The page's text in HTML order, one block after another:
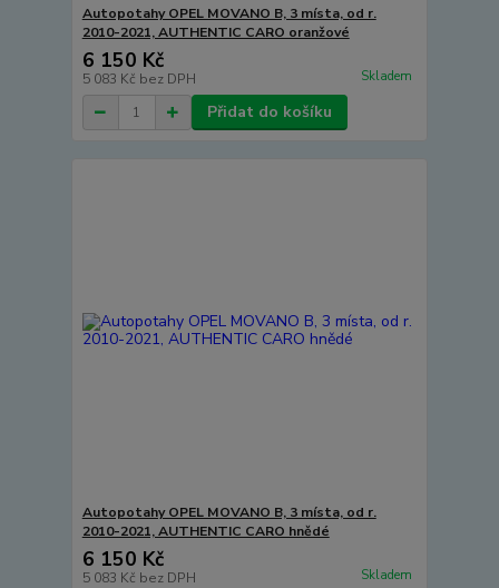
Autopotahy OPEL MOVANO B, 3 místa, od r.
2010-2021, AUTHENTIC CARO oranžové
6 150 Kč
5 083 Kč bez DPH Skladem
Přidat do košíku
Autopotahy OPEL MOVANO B, 3 místa, od r.
2010-2021, AUTHENTIC CARO hnědé
6 150 Kč
5 083 Kč bez DPH Skladem